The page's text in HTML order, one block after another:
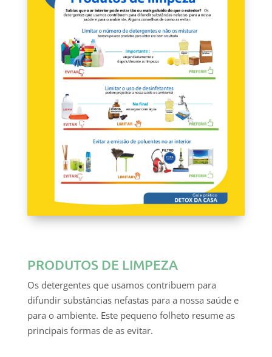
PRODUTOS DE LIMPEZA
Os detergentes que usamos contribuem para
difundir substâncias nefastas para a nossa saúde e
para o ambiente. Este pequeno folheto resume as
principais formas de as evitar.